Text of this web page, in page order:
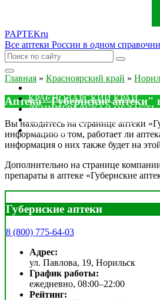
PAPTEKru
Все аптеки России в одном
КРАСНОДАРСКИЙ КРАЙ
ЛЕНИНГРАДСКАЯ ОБЛАСТЬ
ДРУГИЕ
Главная » Красноярский край »
Аптека "Губернские аптеки"
Вы находитесь на странице аптеки
информацию о том, работает ли
информация о них также будет на
Дополнительно на странице
препараты в аптеке «Губернские
Губернские аптеки
8 (800) 775-64-03
Адрес:
ул. Павлова, 19, Норильск
График работы:
ежедневно, 08:00–22:00
Рейтинг: